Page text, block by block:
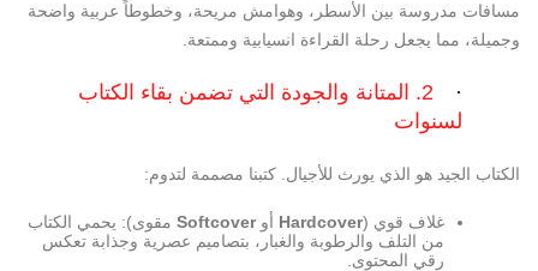
مسافات مدروسة بين الأسطر، وهوامش مريحة، وخطوطاً عربية واضحة
وجميلة، مما يجعل رحلة القراءة انسيابية وممتعة.
·
2. المتانة والجودة التي تضمن بقاء الكتاب
لسنوات
الكتاب الجيد هو الذي يورث للأجيال. كتبنا مصممة لتدوم:
غلاف قوي (Hardcover أوSoftcover مقوى): يحمي الكتاب
من التلف والرطوبة والغبار، بتصاميم عصرية وجذابة تعكس
رقي المحتوى.